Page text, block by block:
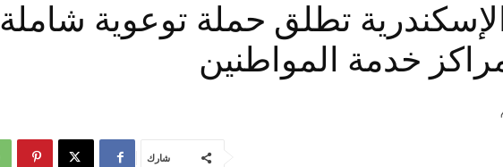
تطلق حملة توعوية شاملة
خدمة المواطنين
شارك